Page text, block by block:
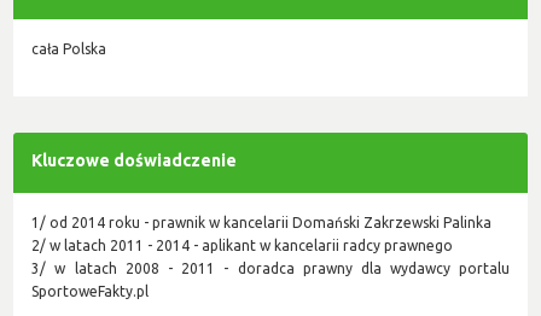
cała Polska
Kluczowe doświadczenie
1/ od 2014 roku - prawnik w kancelarii Domański Zakrzewski Palinka
2/ w latach 2011 - 2014 - aplikant w kancelarii radcy prawnego
3/ w latach 2008 - 2011 - doradca prawny dla wydawcy portalu
SportoweFakty.pl